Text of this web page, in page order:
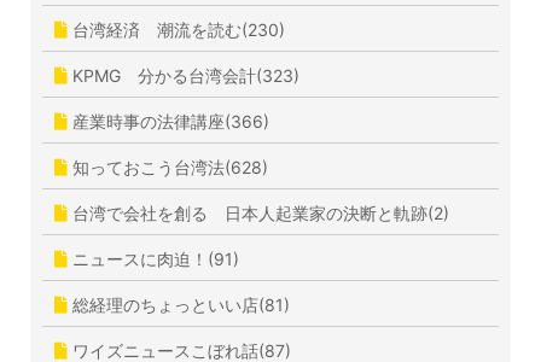
台湾経済 潮流を読む(230)
KPMG 分かる台湾会計(323)
産業時事の法律講座(366)
知っておこう台湾法(628)
台湾で会社を創る 日本人起業家の決断と軌跡(2)
ニュースに肉迫！(91)
総経理のちょっといい店(81)
ワイズニュースこぼれ話(87)